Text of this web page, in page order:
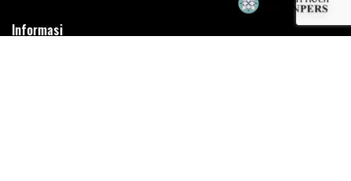
Informasi